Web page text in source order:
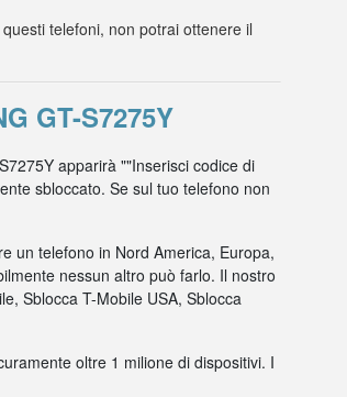
telefoni, non potrai ottenere il
GT-S7275Y
apparirà ""Inserisci codice di
sbloccato. Se sul tuo telefono non
un telefono in Nord America, Europa,
nessun altro può farlo. Il nostro
Sblocca T-Mobile USA, Sblocca
oltre 1 milione di dispositivi. I